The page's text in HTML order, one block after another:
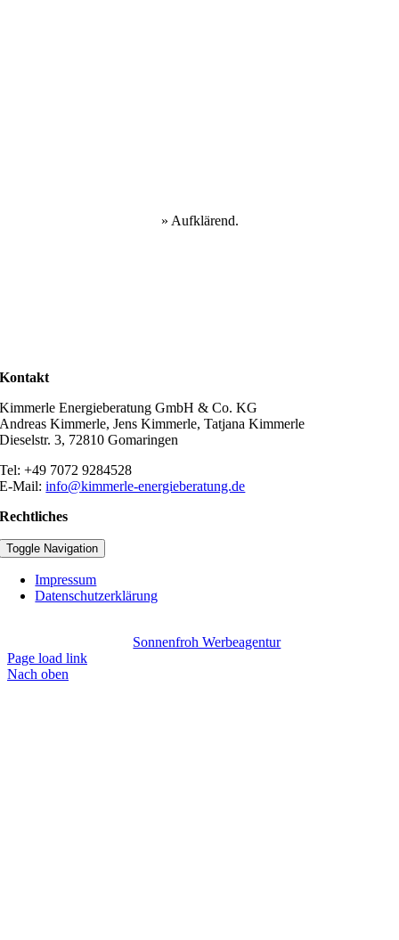
» Aufklärend.
Kontakt
Kimmerle Energieberatung GmbH & Co. KG
Andreas Kimmerle, Jens Kimmerle, Tatjana Kimmerle
Dieselstr. 3, 72810 Gomaringen
Tel: +49 7072 9284528
E-Mail:info@kimmerle-energieberatung.de
Rechtliches
Toggle Navigation
Impressum
Datenschutzerklärung
Sonnenfroh Werbeagentur
Page load link
Nach oben